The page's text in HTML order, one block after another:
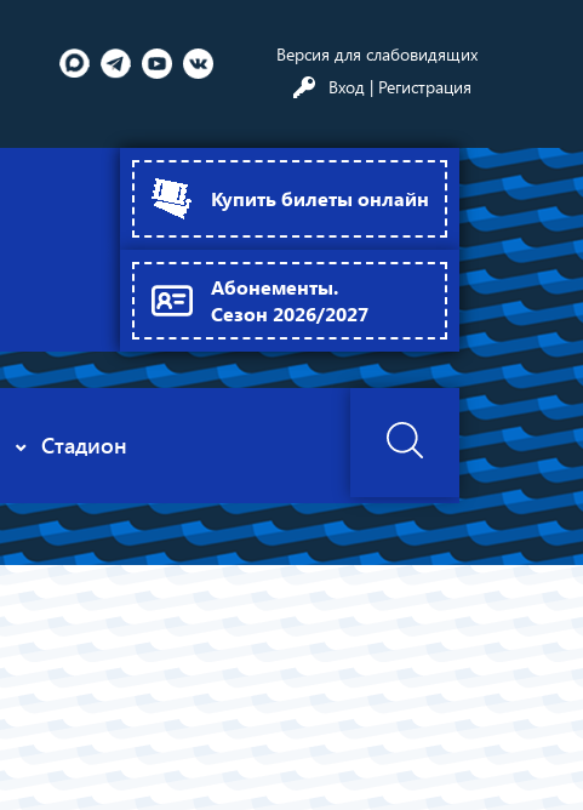
Версия для слабовидящих
Вход | Регистрация
Купить билеты онлайн
Абонементы.
Сезон 2026/2027
Стадион